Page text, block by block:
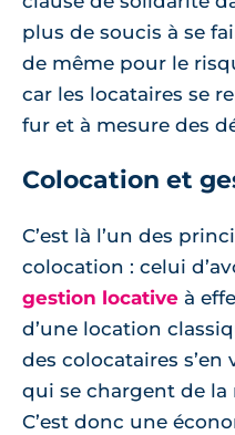
plus de soucis à se
de même pour le
car les locataires se
fur et à mesure des
Colocation et
C’est là l’un des
colocation : celui
gestion locative à
d’une location
des colocataires s’en
qui se chargent de la
C’est donc une